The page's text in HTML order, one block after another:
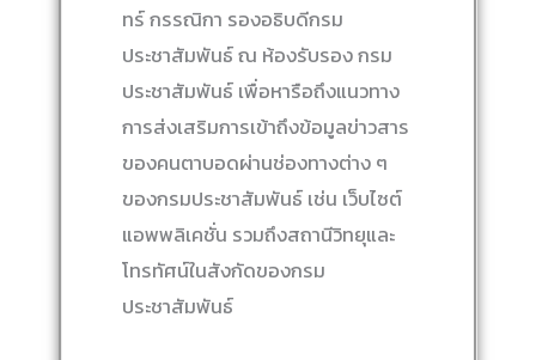
ทร์ กรรณิกา รองอธิบดีกรม
ประชาสัมพันธ์ ณ ห้องรับรอง กรม
ประชาสัมพันธ์ เพื่อหารือถึงแนวทาง
การส่งเสริมการเข้าถึงข้อมูลข่าวสาร
ของคนตาบอดผ่านช่องทางต่าง ๆ
ของกรมประชาสัมพันธ์ เช่น เว็บไซต์
แอพพลิเคชั่น รวมถึงสถานีวิทยุและ
โทรทัศน์ในสังกัดของกรม
ประชาสัมพันธ์